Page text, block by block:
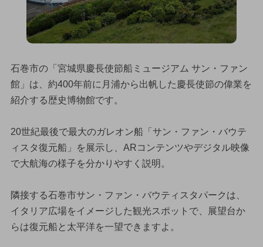
石巻市の「宮城県慶長使節船ミュージアム サン・ファン
館」は、約400年前に月浦から出帆した慶長使節の偉業を
紹介する歴史博物館です。
20世紀最後で最大のガレオン船「サン・ファン・バウテ
ィスタ復元船」を展示し、ARコンテンツやデジタル映像
で大航海の様子を分かりやすく説明。
隣接する石巻市サン・ファン・バウティスタパークは、
イタリア広場をイメージした観光スポットで、展望台か
らは復元船と太平洋を一望できますよ。